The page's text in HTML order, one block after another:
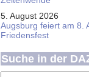
5. August 2026
Augsburg feiert am 8.
Friedensfest
Suche in der